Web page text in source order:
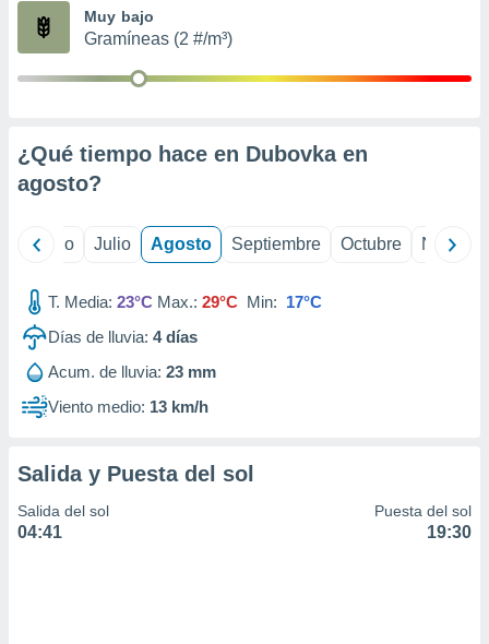
publicidad
1199
Muy bajo
Gramíneas (2 #/m³)
¿Qué tiempo hace en Dubovka en
agosto?
Junio Julio Agosto Septiembre Octubre
T. Media: 23°C Max.: 29°C Min: 17°C
Días de lluvia: 4días
Acum. de lluvia: 23 mm
Viento medio: 13 km/h
Salida y Puesta del sol
Salida del sol
04:41
Puesta del sol
19:30